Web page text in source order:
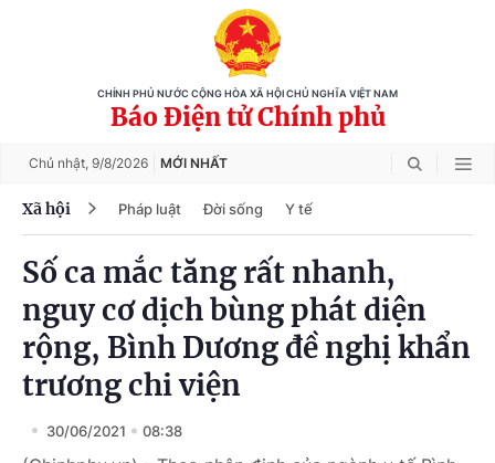
CHÍNH PHỦ NƯỚC CỘNG HÒA XÃ HỘI CHỦ NGHĨA VIỆT NAM
Báo Điện tử Chính phủ
Chủ nhật, 9/8/2026 MỚI NHẤT
Xã hội Pháp luật Đời sống Y tế
Số ca mắc tăng rất nhanh,
nguy cơ dịch bùng phát diện
rộng, Bình Dương đề nghị khẩn
trương chi viện
30/06/2021 08:38